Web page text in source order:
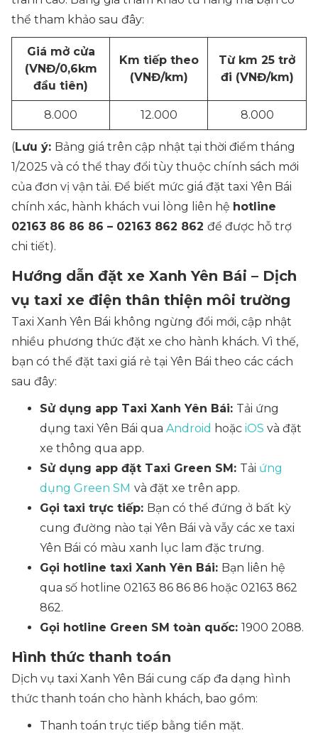
thể tham khảo sau đây:
Giá mở cửa
(VNĐ/0,6km
đầu tiên)
Km tiếp theo
(VNĐ/km)
Từ km 25 trở
đi (VNĐ/km)
8.000 12.000 8.000
(Lưu ý: Bảng giá trên cập nhật tại thời điểm tháng
1/2025 và có thể thay đổi tùy thuộc chính sách mới
của đơn vị vận tải. Để biết mức giá đặt taxi Yên Bái
chính xác, hành khách vui lòng liên hệ hotline
02163 86 86 86 – 02163 862 862 để được hỗ trợ
chi tiết).
Hướng dẫn đặt xe Xanh Yên Bái – Dịch
vụ taxi xe điện thân thiện môi trường
Taxi Xanh Yên Bái không ngừng đổi mới, cập nhật
nhiều phương thức đặt xe cho hành khách. Vì thế,
bạn có thể đặt taxi giá rẻ tại Yên Bái theo các cách
sau đây:
Sử dụng app Taxi Xanh Yên Bái: Tải ứng
dụng taxi Yên Bái qua Android hoặc iOS và đặt
xe thông qua app.
Sử dụng app đặt Taxi Green SM: Tải ứng
dụng Green SM và đặt xe trên app.
Gọi taxi trực tiếp: Bạn có thể đứng ở bất kỳ
cung đường nào tại Yên Bái và vẫy các xe taxi
Yên Bái có màu xanh lục lam đặc trưng.
Gọi hotline taxi Xanh Yên Bái: Bạn liên hệ
qua số hotline 02163 86 86 86 hoặc 02163 862
862.
Gọi hotline Green SM toàn quốc: 1900 2088.
Hình thức thanh toán
Dịch vụ taxi Xanh Yên Bái cung cấp đa dạng hình
thức thanh toán cho hành khách, bao gồm:
Thanh toán trực tiếp bằng tiền mặt.